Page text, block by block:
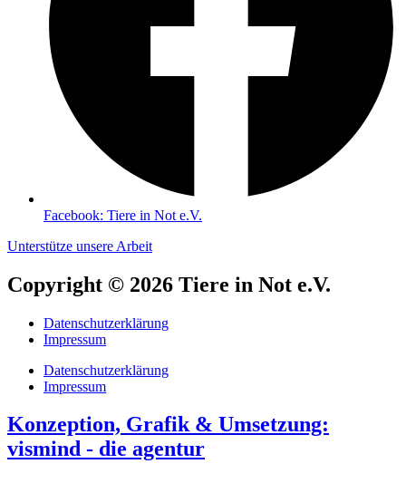
Facebook: Tiere in Not e.V.
Unterstütze unsere Arbeit
Copyright © 2026 Tiere in Not e.V.
Datenschutzerklärung
Impressum
Datenschutzerklärung
Impressum
Konzeption, Grafik & Umsetzung:
vismind - die agentur